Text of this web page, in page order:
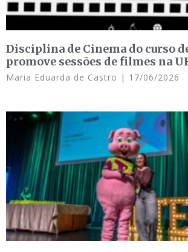
Disciplina de Cinema do curso
promove sessões de filmes na
Maria Eduarda de Castro 17/06/2026